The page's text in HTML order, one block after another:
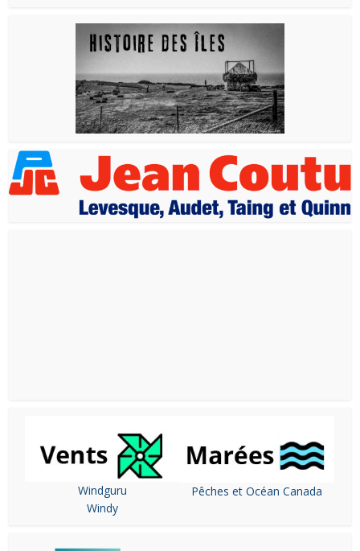
Windguru
Windy
Pêches et Océan Canada